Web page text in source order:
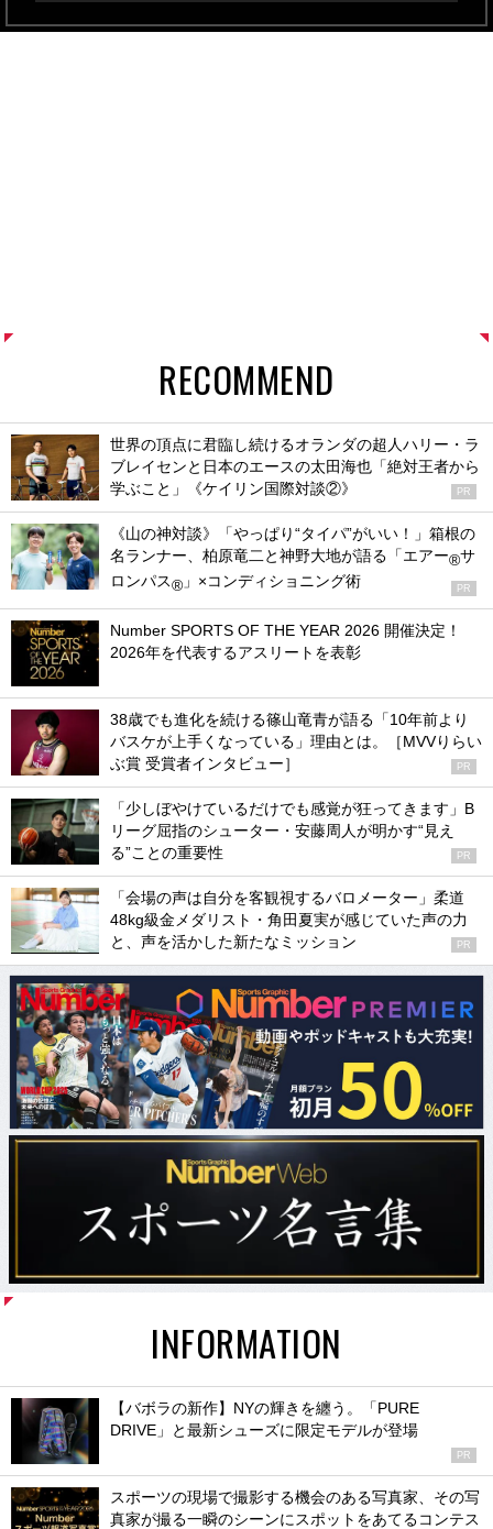
RECOMMEND
世界の頂点に君臨し続けるオランダの超人ハリー・ラ
ブレイセンと日本のエースの太田海也「絶対王者から
学ぶこと」《ケイリン国際対談②》
PR
《山の神対談》「やっぱり“タイパ”がいい！」箱根の
名ランナー、柏原竜二と神野大地が語る「エアー®サ
ロンパス® 」×コンディショニング術 PR
Number SPORTS OF THE YEAR 2026 開催決定！
2026年を代表するアスリートを表彰
38歳でも進化を続ける篠山竜青が語る「10年前より
バスケが上手くなっている」理由とは。［MVVりらい
ぶ賞 受賞者インタビュー］
PR
「少しぼやけているだけでも感覚が狂ってきます」B
リーグ屈指のシューター・安藤周人が明かす“見え
る”ことの重要性
PR
「会場の声は自分を客観視するバロメーター」柔道
48kg級金メダリスト・角田夏実が感じていた声の力
と、声を活かした新たなミッション
PR
INFORMATION
【バボラの新作】NYの輝きを纏う。「PURE
DRIVE」と最新シューズに限定モデルが登場
PR
スポーツの現場で撮影する機会のある写真家、その写
真家が撮る一瞬のシーンにスポットをあてるコンテス